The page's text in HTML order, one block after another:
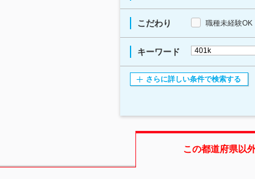
こだわり 職種未経験OK
キーワード
さらに詳しい条件で検索する
この都道府県以